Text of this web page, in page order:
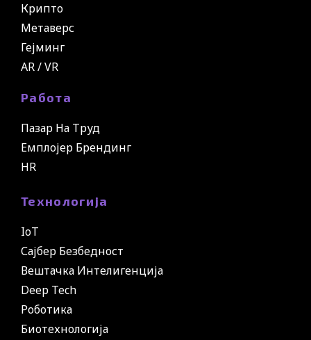
Крипто
Метаверс
Гејминг
AR / VR
Работа
Пазар На Труд
Емплојер Брендинг
HR
Технологија
IoT
Сајбер Безбедност
Вештачка Интелигенција
Deep Tech
Роботика
Биотехнологија